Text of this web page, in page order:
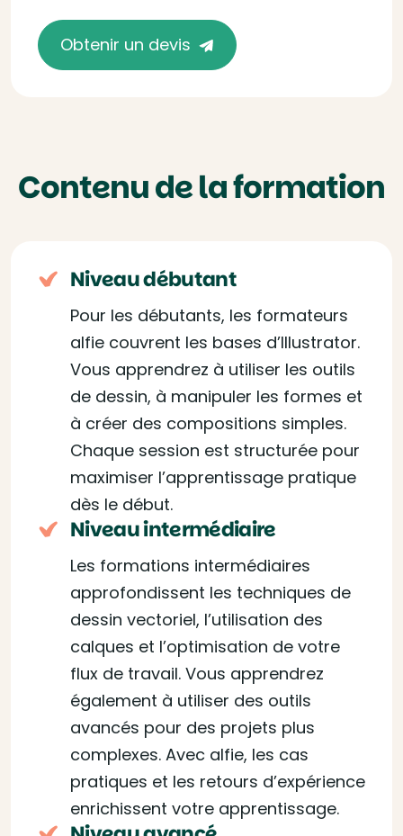
Obtenir un devis
Contenu de la formation
Niveau débutant
Pour les débutants, les formateurs
alfie couvrent les bases d’Illustrator.
Vous apprendrez à utiliser les outils
de dessin, à manipuler les formes et
à créer des compositions simples.
Chaque session est structurée pour
maximiser l’apprentissage pratique
dès le début.
Niveau intermédiaire
Les formations intermédiaires
approfondissent les techniques de
dessin vectoriel, l’utilisation des
calques et l’optimisation de votre
flux de travail. Vous apprendrez
également à utiliser des outils
avancés pour des projets plus
complexes. Avec alfie, les cas
pratiques et les retours d’expérience
enrichissent votre apprentissage.